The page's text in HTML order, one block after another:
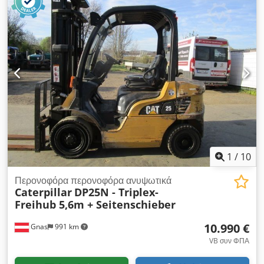
ώρες λειτουργίας:17.762 h, καύσιμο:ντίζελ
, Εξοπλισμός:
πιρούνια παλετών, τετρακίνηση
, Φορτωτής τροχοφόρος
CATERPILLAR IT28G Σύστημα ταχείας αλλαγής εξαρτημάτων!
Παλετοφόρο διατίθεται με επιπλέον χρέωση. 17.762 ώρες
λειτουργίας Ιδιοβάρος: 12.600 kg Ισχύς: 93 kW Αριθμός
προϊόντος: 9AR00289 Cedpfx Asi Tmhpenkjha Τεχνικά σε
άριστη κατάσταση! Τηλ. 44
1 / 10
Gnas 991 km
Περονοφόρα περονοφόρα ανυψωτικά
Caterpillar DP25N - Triplex-
Freihub 5,6m + Seitenschieber
10.990 €
VB συν ΦΠΑ